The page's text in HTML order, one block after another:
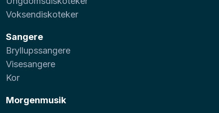
Voksendiskoteker
Sangere
Bryllupssangere
Visesangere
Kor
Morgenmusik